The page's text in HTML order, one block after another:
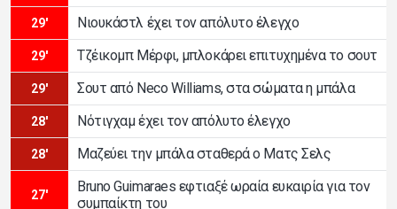
29' Νιουκάστλ έχει τον απόλυτο έλεγχο
29' Τζέικομπ Μέρφι, μπλοκάρει επιτυχημένα το σουτ
29' Σουτ από Neco Williams, στα σώματα η μπάλα
28' Νότιγχαμ έχει τον απόλυτο έλεγχο
28' Μαζεύει την μπάλα σταθερά ο Ματς Σελς
27'
Bruno Guimaraes εφτιαξέ ωραία ευκαιρία για τον
συμπαίκτη του